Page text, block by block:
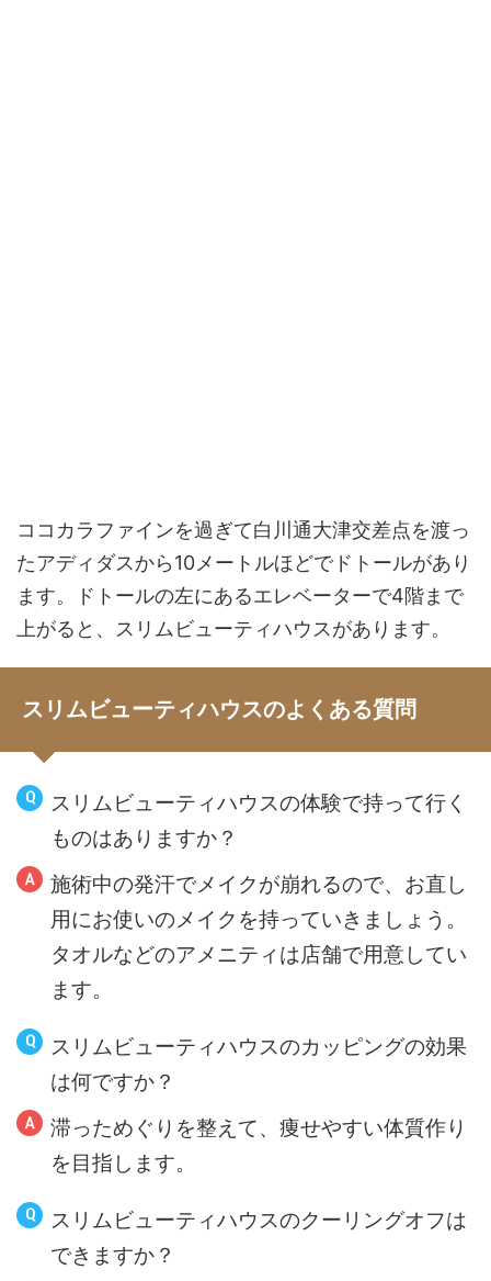
ココカラファインを過ぎて白川通大津交差点を渡っ
たアディダスから10メートルほどでドトールがあり
ます。ドトールの左にあるエレベーターで4階まで
上がると、スリムビューティハウスがあります。
スリムビューティハウスのよくある質問
スリムビューティハウスの体験で持って行く
ものはありますか？
施術中の発汗でメイクが崩れるので、お直し
用にお使いのメイクを持っていきましょう。
タオルなどのアメニティは店舗で用意してい
ます。
スリムビューティハウスのカッピングの効果
は何ですか？
滞っためぐりを整えて、痩せやすい体質作り
を目指します。
スリムビューティハウスのクーリングオフは
できますか？